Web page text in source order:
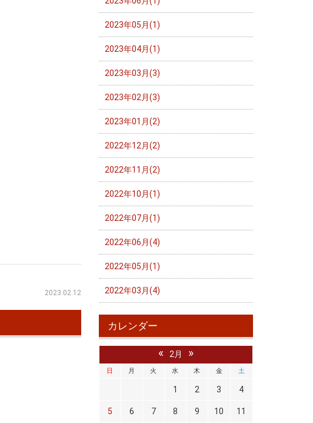
2023.02.12
2023年05月(1)
2023年04月(1)
2023年03月(3)
2023年02月(3)
2023年01月(2)
2022年12月(2)
2022年11月(2)
2022年10月(1)
2022年07月(1)
2022年06月(4)
2022年05月(1)
2022年03月(4)
カレンダー
« 2月 »
日 月 火 水 木 金 土
1 2 3 4
5 6 7 8 9 10 11